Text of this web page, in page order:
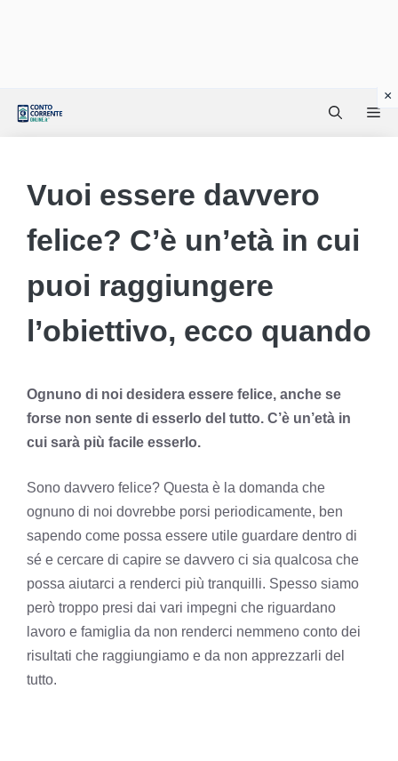
Vuoi essere davvero
felice? C’è un’età in cui
puoi raggiungere
l’obiettivo, ecco quando
Ognuno di noi desidera essere felice, anche se
forse non sente di esserlo del tutto. C’è un’età in
cui sarà più facile esserlo.
Sono davvero felice? Questa è la domanda che
ognuno di noi dovrebbe porsi periodicamente, ben
sapendo come possa essere utile guardare dentro di
sé e cercare di capire se davvero ci sia qualcosa che
possa aiutarci a renderci più tranquilli. Spesso siamo
però troppo presi dai vari impegni che riguardano
lavoro e famiglia da non renderci nemmeno conto dei
risultati che raggiungiamo e da non apprezzarli del
tutto.